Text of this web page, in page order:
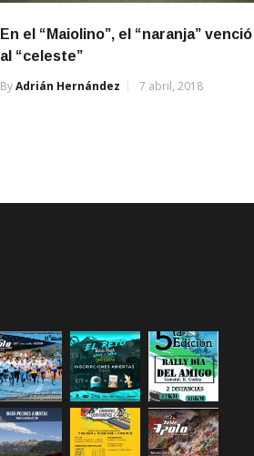
En el “Maiolino”, el “naranja” venció
al “celeste”
ByAdrián Hernández 7 abril, 2018